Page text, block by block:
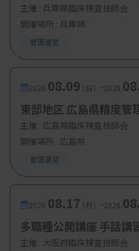
主催 : 兵庫県臨床検査技師会
開催場所 : 兵庫県
管理運営
2026. 08.09（日） -2026.
東部地区 広島県精度管
主催 : 広島県臨床検査技師会
開催場所 : 広島県
管理運営
2026. 08.17（月） -2026.
多職種公開講座 手話講
主催 : 大阪府臨床検査技師会